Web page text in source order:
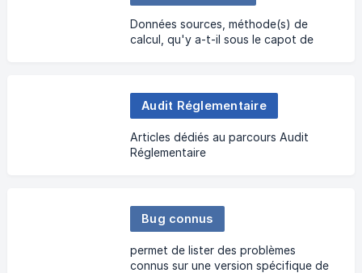
Données sources, méthode(s) de
calcul, qu'y a-t-il sous le capot de
Audit Réglementaire
Articles dédiés au parcours Audit
Réglementaire
Bug connus
permet de lister des problèmes
connus sur une version spécifique de